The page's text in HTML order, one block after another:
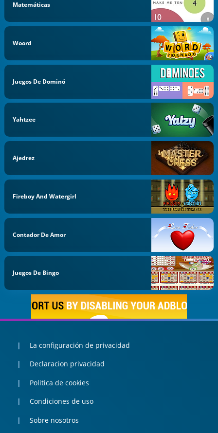
Matemáticas
Woord
Juegos De Dominó
Yahtzee
Ajedrez
Fireboy And Watergirl
Contador De Amor
Juegos De Bingo
La configuración de privacidad
Declaracion privacidad
Politica de cookies
Condiciones de uso
Sobre nosotros